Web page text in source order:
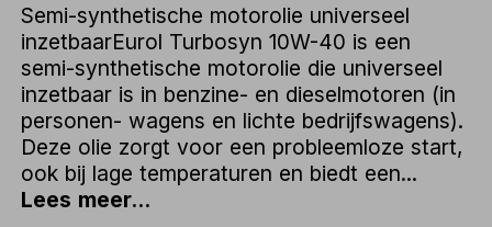
Semi-synthetische motorolie universeel
inzetbaarEurol Turbosyn 10W-40 is een
semi-synthetische motorolie die universeel
inzetbaar is in benzine- en dieselmotoren (in
personen- wagens en lichte bedrijfswagens).
Deze olie zorgt voor een probleemloze start,
ook bij lage temperaturen en biedt een...
Lees meer...